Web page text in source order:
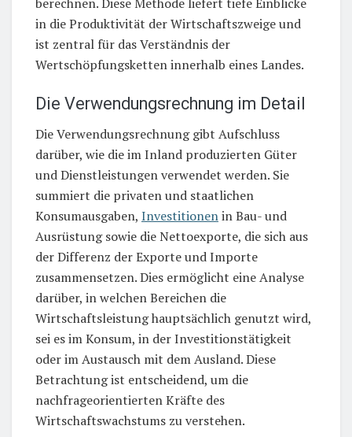
in die Produktivität der Wirtschaftszweige und
ist zentral für das Verständnis der
Wertschöpfungsketten innerhalb eines Landes.
Die Verwendungsrechnung im Detail
Die Verwendungsrechnung gibt Aufschluss
darüber, wie die im Inland produzierten Güter
und Dienstleistungen verwendet werden. Sie
summiert die privaten und staatlichen
Konsumausgaben, Investitionenin Bau- und
Ausrüstung sowie die Nettoexporte, die sich aus
der Differenz der Exporte und Importe
zusammensetzen. Dies ermöglicht eine Analyse
darüber, in welchen Bereichen die
Wirtschaftsleistung hauptsächlich genutzt wird,
sei es im Konsum, in der Investitionstätigkeit
oder im Austausch mit dem Ausland. Diese
Betrachtung ist entscheidend, um die
nachfrageorientierten Kräfte des
Wirtschaftswachstums zu verstehen.